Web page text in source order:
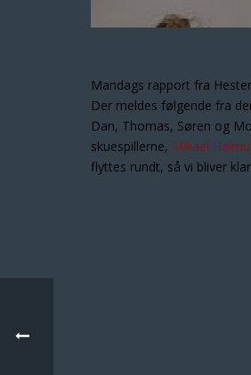
Mandags rapport fra
Der meldes følgende fra
Dan, Thomas, Søren og
skuespillerne, Mikael
flyttes rundt, så vi bliver